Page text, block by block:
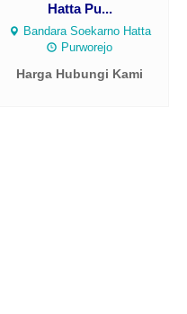
Hatta Pu...
Bandara Soekarno Hatta
Purworejo
Harga Hubungi Kami